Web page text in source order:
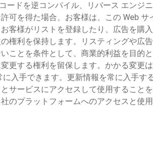
ードを逆コンパイル、リバース エンジ
可を得た場合、お客様は、この Web
客様がリストを登録したり、広告を購
権利を保持します。リスティングや広
ことを条件として、商業的利益を目的
更する権利を留保します。かかる変更
入手できます。更新情報を常に入手す
サービスにアクセスして使用すること
のプラットフォームへのアクセスと使